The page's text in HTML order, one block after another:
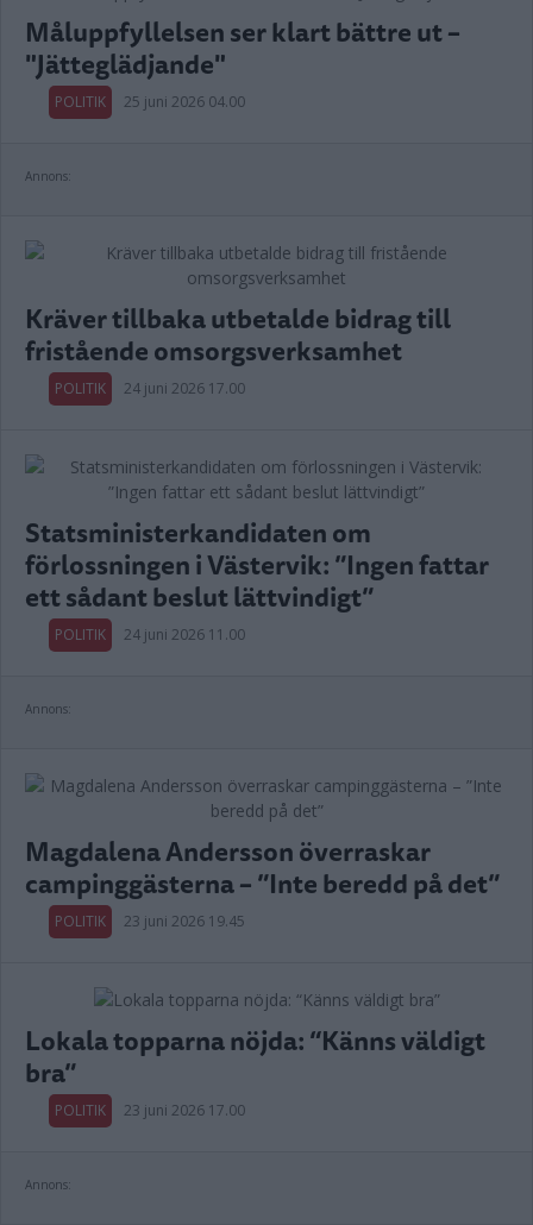
Måluppfyllelsen ser klart bättre ut –
"Jätteglädjande"
POLITIK 25 juni 2026 04.00
Annons:
Kräver tillbaka utbetalde bidrag till
fristående omsorgsverksamhet
POLITIK 24 juni 2026 17.00
Statsministerkandidaten om
förlossningen i Västervik: ”Ingen fattar
ett sådant beslut lättvindigt”
POLITIK 24 juni 2026 11.00
Annons:
Magdalena Andersson överraskar
campinggästerna – ”Inte beredd på det”
POLITIK 23 juni 2026 19.45
Lokala topparna nöjda: “Känns väldigt
bra”
POLITIK 23 juni 2026 17.00
Annons: